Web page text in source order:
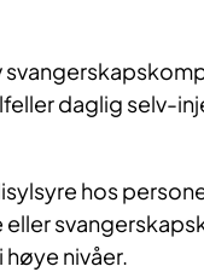
daglig selv-
hos
nivåer.